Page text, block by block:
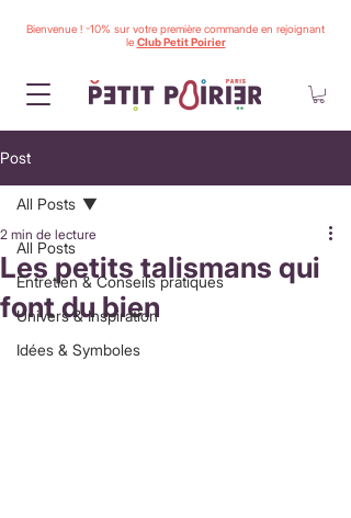
Bienvenue ! -10% sur votre première commande en rejoignant
le Club Petit Poirier
Post
All Posts
Entretien & Conseils pratiques
Univers & Inspiration
Idées & Symboles
All Posts
Les petits talismans qui
font du bien
2 min de lecture